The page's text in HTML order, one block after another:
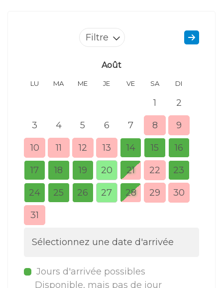
Filtre
Août
LU MA ME JE VE SA DI
1 2
3 4 5 6 7 8 9
10 11 12 13 14 15 16
17 18 19 20 21 22 23
24 25 26 27 28 29 30
31
Sélectionnez une date d'arrivée
Jours d'arrivée possibles
Disponible, mais pas de jour